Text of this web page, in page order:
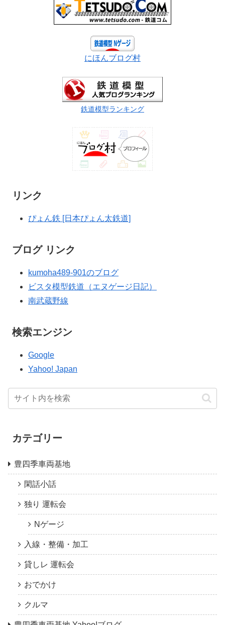
にほんブログ村
鉄道模型ランキング
リンク
ぴょん鉄 [日本ぴょん太鉄道]
ブログ リンク
kumoha489-901のブログ
ビスタ模型鉄道（エヌゲージ日記）
南武蔵野線
検索エンジン
Google
Yahoo! Japan
カテゴリー
豊四季車両基地
閑話小話
独り 運転会
Nゲージ
入線・整備・加工
貸しレ 運転会
おでかけ
クルマ